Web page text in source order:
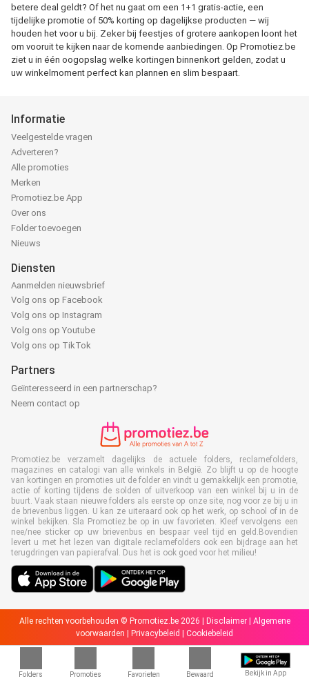
Folders Promoties Favorieten Bewaard Bekijk in App
betere deal geldt? Of het nu gaat om een 1+1 gratis-actie, een
tijdelijke promotie of 50% korting op dagelijkse producten — wij
houden het voor u bij. Zeker bij feestjes of grotere aankopen loont het
om vooruit te kijken naar de komende aanbiedingen. Op Promotiez.be
ziet u in één oogopslag welke kortingen binnenkort gelden, zodat u
uw winkelmoment perfect kan plannen en slim bespaart.
Informatie
Veelgestelde vragen
Adverteren?
Alle promoties
Merken
Promotiez.be App
Over ons
Folder toevoegen
Nieuws
Diensten
Aanmelden nieuwsbrief
Volg ons op Facebook
Volg ons op Instagram
Volg ons op Youtube
Volg ons op TikTok
Partners
Geïnteresseerd in een partnerschap?
Neem contact op
Promotiez.be verzamelt dagelijks de actuele folders, reclamefolders,
magazines en catalogi van alle winkels in België. Zo blijft u op de hoogte
van kortingen en promoties uit de folder en vindt u gemakkelijk een promotie,
actie of korting tijdens de solden of uitverkoop van een winkel bij u in de
buurt. Vaak staan nieuwe folders als eerste op onze site, nog voor ze bij u in
de brievenbus liggen. U kan ze uiteraard ook op het werk, op school of in de
winkel bekijken. Sla Promotiez.be op in uw favorieten. Kleef vervolgens een
nee/nee sticker op uw brievenbus en bespaar veel tijd en geld.Bovendien
levert u met het lezen van digitale reclamefolders ook een bijdrage aan het
terugdringen van papierafval. Dus het is ook goed voor het milieu!
Alle rechten voorbehouden © Promotiez.be 2026 | Disclaimer| Algemene
voorwaarden
Privacybeleid Cookiebeleid